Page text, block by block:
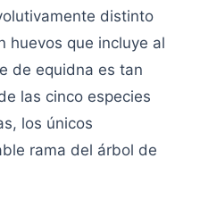
distinto
huevos que incluye al
de equidna es tan
las cinco especies
los únicos
rama del árbol de